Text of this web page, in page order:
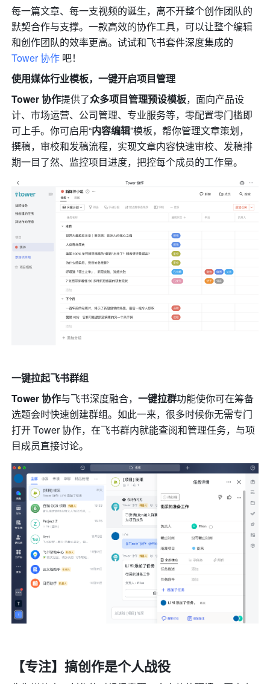
每一篇文章、每一支视频的诞生，离不开整个创作团队的
默契合作与支撑。一款高效的协作工具，可以让整个编辑
Tower 协作 吧！
使用媒体行业模板，一键开启项目管理
Tower 协作提供了众多项目管理预设模板，面向产品设
计、市场运营、公司管理、专业服务等，零配置零门槛即
可上手。你可启用“内容编辑”模板，帮你管理文章策划，
撰稿，审校和发稿流程，实现文章内容快速审校、发稿排
期一目了然、监控项目进度，把控每个成员的工作量。
一键拉起飞书群组
Tower 协作与飞书深度融合，一键拉群功能使你可在筹备
选题会时快速创建群组。如此一来，很多时候你无需专门
打开 Tower 协作，在飞书群内就能查阅和管理任务，与项
目成员直接讨论。
【专注】搞创作是个人战役